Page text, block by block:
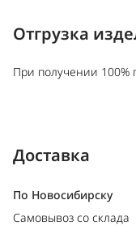
Отгрузка
При получении 100%
Доставка
По Новосибирску
Самовывоз со склада